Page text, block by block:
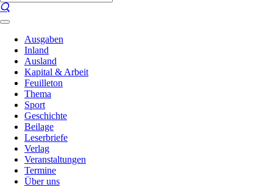
Ausgaben
Inland
Ausland
Kapital & Arbeit
Feuilleton
Thema
Sport
Geschichte
Beilage
Leserbriefe
Verlag
Veranstaltungen
Termine
Über uns